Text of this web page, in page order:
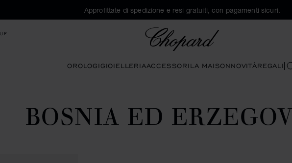
Approfittate di spedizione e resi gratuiti, con pagamenti sicuri.
OROLOGIGIOIELLERIAACCESSORILA MAISONNOVITÀREGALI
BOSNIA ED